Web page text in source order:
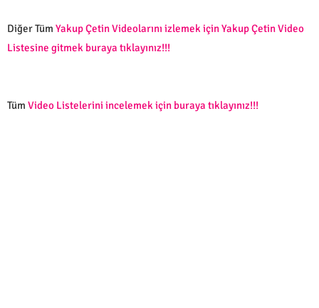
Diğer Tüm Yakup Çetin Videolarını izlemek için Yakup Çetin Video
Listesine gitmek buraya tıklayınız!!!
Tüm Video Listelerini incelemek için buraya tıklayınız!!!